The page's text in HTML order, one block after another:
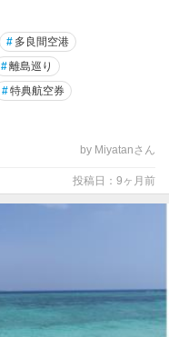
# 多良間空港
#離島巡り
#特典航空券
by Miyatanさん
投稿日：9ヶ月前